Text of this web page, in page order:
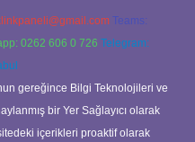
Teams:
0262 606 0 726 Telegram:
gereğince Bilgi Teknolojileri ve
bir Yer Sağlayıcı olarak
içerikleri proaktif olarak